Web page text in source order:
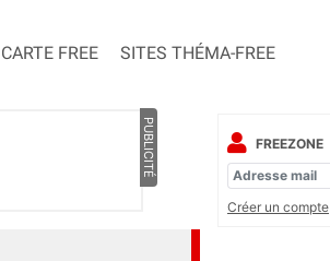
CARTE FREE SITES THÉMA-FREE
PUBLICITÉ
FREEZONE
Créer un compte